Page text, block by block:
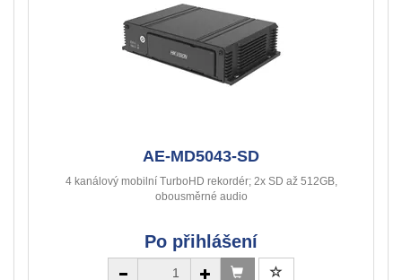
AE-MD5043-SD
4 kanálový mobilní TurboHD rekordér; 2x SD až 512GB,
obousměrné audio
Po přihlášení